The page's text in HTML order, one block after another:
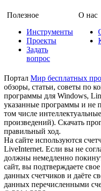
Полезное
Инструменты
Проекты
Задать
вопрос
О нас
Портал Мир бесплатных
обзоры, статьи, советы по
программы для Windows,
указанные программы и не
том числе
произведений). Скачать
правильный ход.
На сайте используются
LiveInternet. Если вы не
должны немедленно
сайт, вы подтверждаете
данных счетчиков и даёте
данных перечисленными